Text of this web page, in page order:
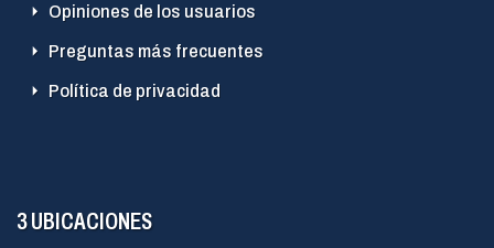
Opiniones de los usuarios
Preguntas más frecuentes
Política de privacidad
3 UBICACIONES